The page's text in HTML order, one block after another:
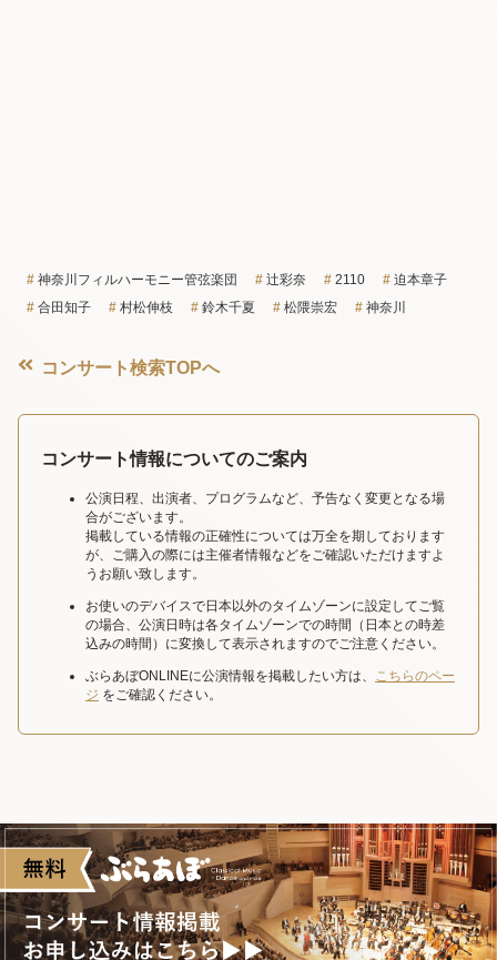
神奈川フィルハーモニー管弦楽団 辻彩奈 2110
迫本章子
合田知子
村松伸枝 鈴木千夏 松隈崇宏 神奈川
コンサート検索TOPへ
コンサート情報についてのご案内
公演日程、出演者、プログラムなど、予告なく変更となる場
合がございます。
掲載している情報の正確性については万全を期しております
が、ご購入の際には主催者情報などをご確認いただけますよ
うお願い致します。
お使いのデバイスで日本以外のタイムゾーンに設定してご覧
の場合、公演日時は各タイムゾーンでの時間（日本との時差
込みの時間）に変換して表示されますのでご注意ください。
ぶらあぼONLINEに公演情報を掲載したい方は、 こちらのペー
ジ をご確認ください。